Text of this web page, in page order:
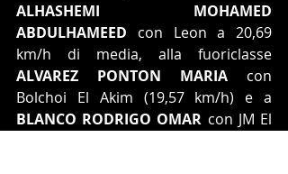
ALHASHEMI MOHAMED
ABDULHAMEED con Leon a 20,69
ALVAREZ PONTON MARIA con
BLANCO RODRIGO OMAR con JM El